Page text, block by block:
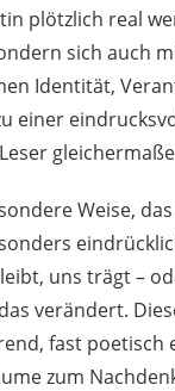
plötzlich real
sich auch
Identität,
einer
Weise,
uns trägt –
verändert.
fast poetisch
zum